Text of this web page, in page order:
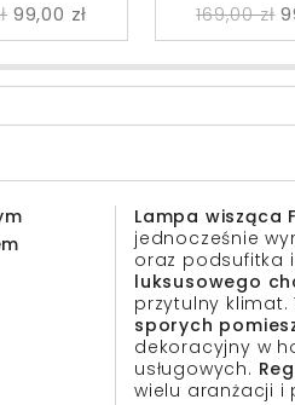
99,00 zł 169,00 zł
Lampa wisząca
jednocześnie
oraz podsufitka
luksusowego
przytulny klimat.
sporych
dekoracyjny w
usługowych.
wielu aranżacji i